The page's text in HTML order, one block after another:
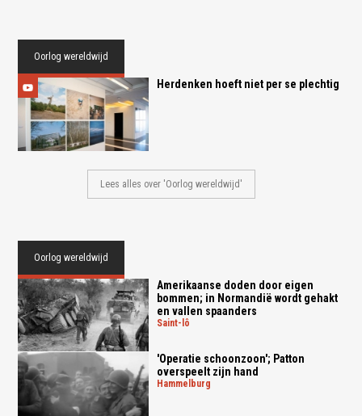
Oorlog wereldwijd
Herdenken hoeft niet per se plechtig
Lees alles over 'Oorlog wereldwijd'
Oorlog wereldwijd
Amerikaanse doden door eigen
bommen; in Normandië wordt gehakt
en vallen spaanders
saint-lô
'Operatie schoonzoon'; Patton
overspeelt zijn hand
hammelburg